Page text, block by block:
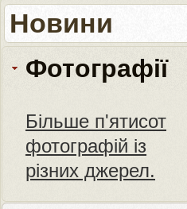
Новини
Фотографії
Більше п'ятисот
фотографій із
різних джерел.